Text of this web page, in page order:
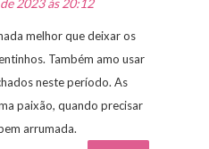
2023 às 20:12
melhor que deixar os
Também amo usar
neste período. As
paixão, quando precisar
arrumada.